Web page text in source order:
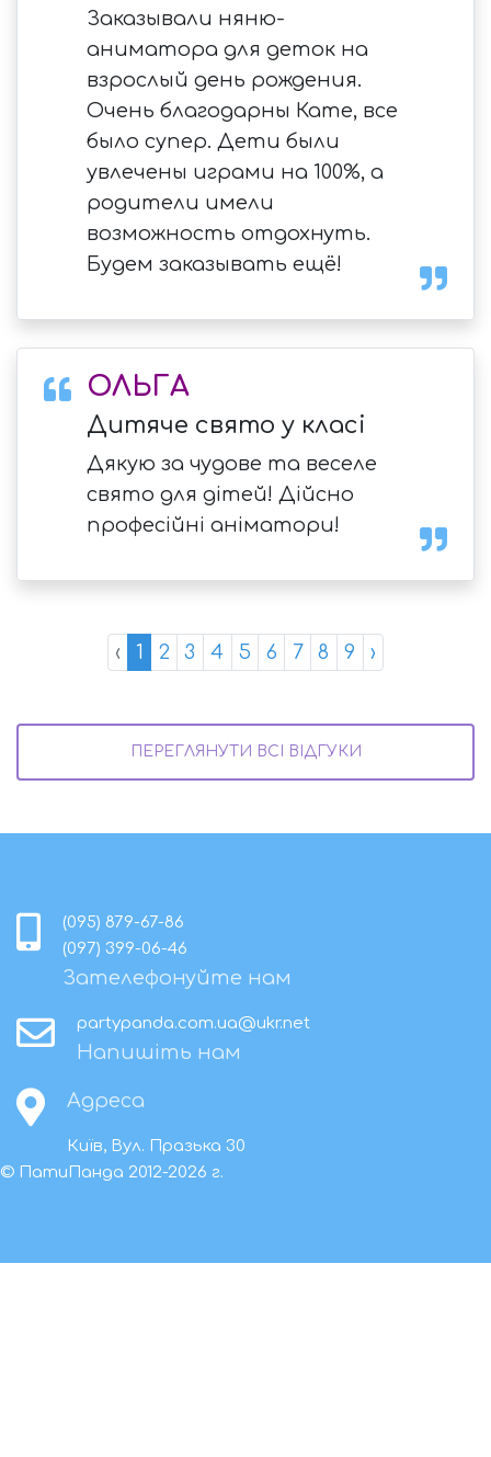
Заказывали няню-
аниматора для деток на
взрослый день рождения.
Очень благодарны Кате, все
было супер. Дети были
увлечены играми на 100%, а
родители имели
возможность отдохнуть.
Будем заказывать ещё!
ОЛЬГА
Дитяче свято у класі
Дякую за чудове та веселе
свято для дітей! Дійсно
професійні аніматори!
‹ 1 2 3 4 5 6 7 8 9 ›
ПЕРЕГЛЯНУТИ ВСІ ВІДГУКИ
(095) 879-67-86
(097) 399-06-46
Зателефонуйте нам
partypanda.com.ua@ukr.net
Напишіть нам
Адреса
Київ, Вул. Празька 30
© ПатиПанда 2012-2026 г.